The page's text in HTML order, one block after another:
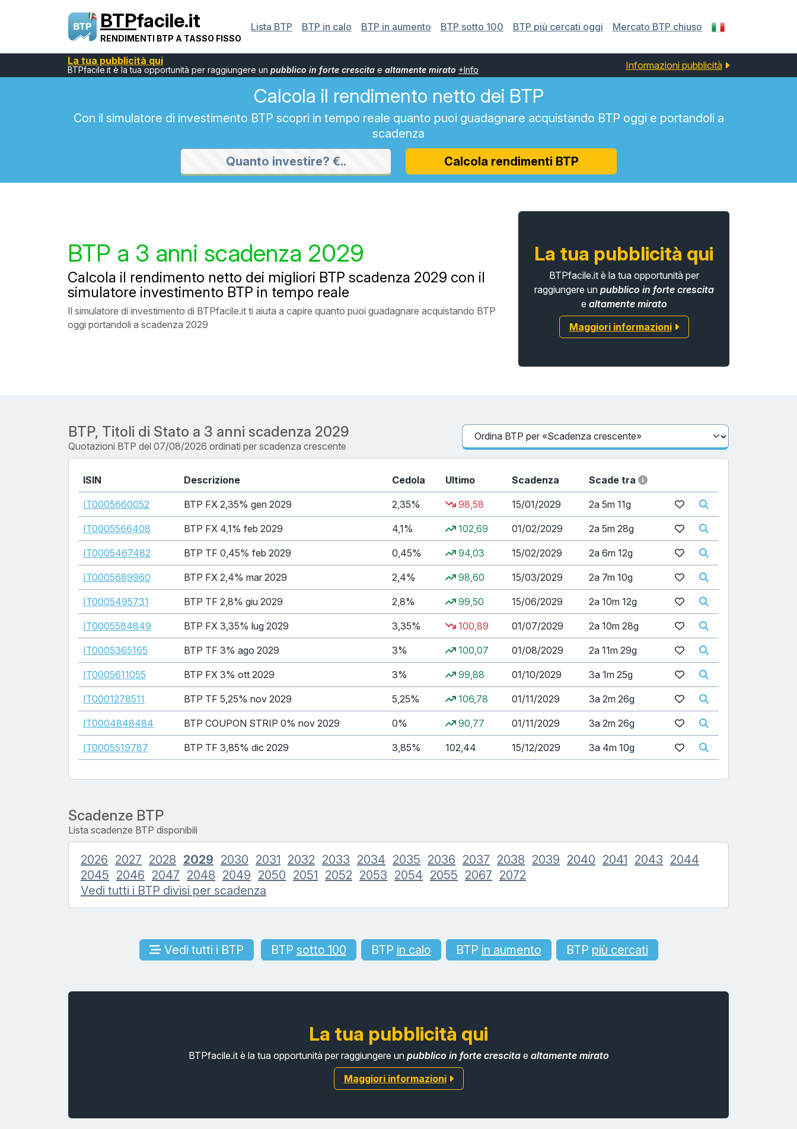
BTPfacile.it
RENDIMENTI BTP A TASSO FISSO
Lista BTP BTP in calo BTP in aumento BTP sotto 100 BTP più cercati oggi Mercato BTP chiuso
La tua pubblicità qui
BTPfacile.it è la tua opportunità per raggiungere un pubblico in forte crescita e altamente mirato +Info Informazioni pubblicità
Calcola il rendimento netto dei BTP
Con il simulatore di investimento BTP scopri in tempo reale quanto puoi guadagnare acquistando BTP oggi e portandoli a
scadenza
Calcola rendimenti BTP
BTP a 3 anni scadenza 2029
Calcola il rendimento netto dei migliori BTP scadenza 2029 con il
simulatore investimento BTP in tempo reale
Il simulatore di investimento di BTPfacile.it ti aiuta a capire quanto puoi guadagnare acquistando BTP
oggi portandoli a scadenza 2029
La tua pubblicità qui
BTPfacile.it è la tua opportunità per
raggiungere un pubblico in forte crescita
e altamente mirato
Maggiori informazioni
BTP, Titoli di Stato a 3 anni scadenza 2029
Quotazioni BTP del 07/08/2026 ordinati per scadenza crescente
ISIN Descrizione Cedola Ultimo Scadenza Scade tra
IT0005660052 BTP FX 2,35% gen 2029 2,35% 98,58 15/01/2029 2a 5m 11g
IT0005566408 BTP FX 4,1% feb 2029 4,1% 102,69 01/02/2029 2a 5m 28g
IT0005467482 BTP TF 0,45% feb 2029 0,45% 94,03 15/02/2029 2a 6m 12g
IT0005689960 BTP FX 2,4% mar 2029 2,4% 98,60 15/03/2029 2a 7m 10g
IT0005495731 BTP TF 2,8% giu 2029 2,8% 99,50 15/06/2029 2a 10m 12g
IT0005584849 BTP FX 3,35% lug 2029 3,35% 100,89 01/07/2029 2a 10m 28g
IT0005365165 BTP TF 3% ago 2029 3% 100,07 01/08/2029 2a 11m 29g
IT0005611055 BTP FX 3% ott 2029 3% 99,88 01/10/2029 3a 1m 25g
IT0001278511 BTP TF 5,25% nov 2029 5,25% 106,78 01/11/2029 3a 2m 26g
IT0004848484 BTP COUPON STRIP 0% nov 2029 0% 90,77 01/11/2029 3a 2m 26g
IT0005519787 BTP TF 3,85% dic 2029 3,85% 102,44 15/12/2029 3a 4m 10g
Scadenze BTP
Lista scadenze BTP disponibili
2026 2027 2028 2029 2030 2031 2032 2033 2034 2035 2036 2037 2038 2039 2040 2041 2043 2044
2045 2046 2047 2048 2049 2050 2051 2052 2053 2054 2055 2067 2072
Vedi tutti i BTP divisi per scadenza
Vedi tutti i BTP BTP sotto 100 BTP in calo BTP in aumento BTP più cercati
La tua pubblicità qui
BTPfacile.it è la tua opportunità per raggiungere un pubblico in forte crescitae altamente mirato
Maggiori informazioni